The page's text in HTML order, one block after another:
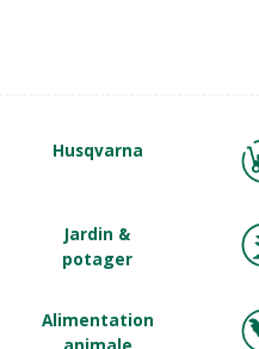
Husqvarna
Jardin &
potager
Alimentation